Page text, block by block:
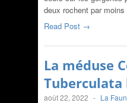
deux rochent par
Read Post →
La méduse
Tuberculata
août 22, 2022 - La